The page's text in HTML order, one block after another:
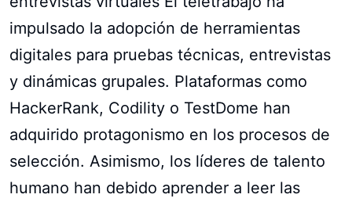
impulsado la adopción de herramientas
digitales para pruebas técnicas, entrevistas
y dinámicas grupales. Plataformas como
HackerRank, Codility o TestDome han
adquirido protagonismo en los procesos de
selección. Asimismo, los líderes de talento
humano han debido aprender a leer las